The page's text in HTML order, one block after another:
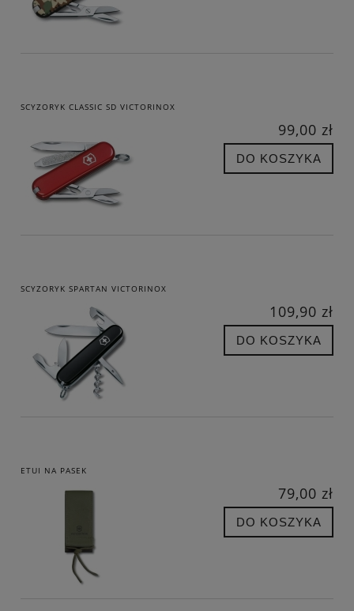
SCYZORYK CLASSIC SD VICTORINOX
99,00 zł
DO KOSZYKA
SCYZORYK SPARTAN VICTORINOX
109,90 zł
DO KOSZYKA
ETUI NA PASEK
79,00 zł
DO KOSZYKA